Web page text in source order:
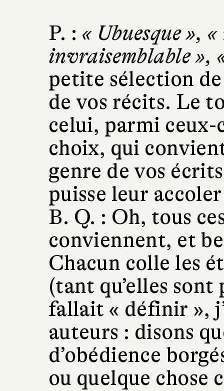
P. : « Ubuesque »,
invraisemblable »,
petite sélection
de vos récits. Le
celui, parmi ceux-
choix, qui
genre de vos
puisse leur
B. Q. : Oh, tous
conviennent, et
Chacun colle les
(tant qu’elles
fallait « définir »,
auteurs : disons
d’obédience
ou quelque chose